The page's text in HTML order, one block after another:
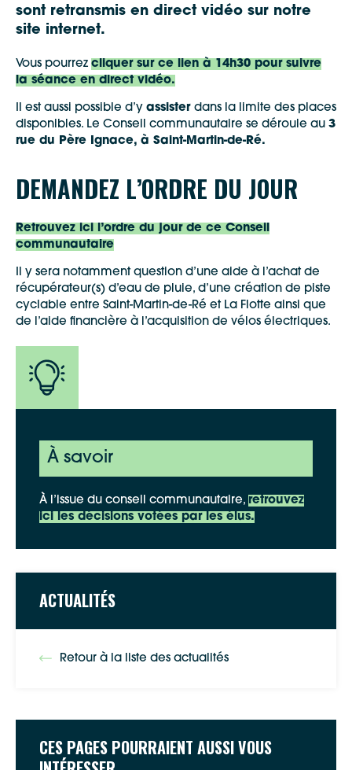
ACTUALITÉS
Retour à la liste des actualités
CES PAGES POURRAIENT AUSSI VOUS
sont retransmis en direct vidéo sur notre
site internet.
Vous pourrez cliquer sur ce lien à 14h30 pour suivre
la séance en direct vidéo.
Il est aussi possible d’y assister dans la limite des places
disponibles. Le Conseil communautaire se déroule au 3
rue du Père Ignace, à Saint-Martin-de-Ré.
DEMANDEZ L’ORDRE DU JOUR
Retrouvez ici l’ordre du jour de ce Conseil
communautaire
Il y sera notamment question d’une aide à l’achat de
récupérateur(s) d’eau de pluie, d’une création de piste
cyclable entre Saint-Martin-de-Ré et La Flotte ainsi que
de l’aide financière à l’acquisition de vélos électriques.
À savoir
À l’issue du conseil communautaire, retrouvez
ici les décisions votées par les élus.